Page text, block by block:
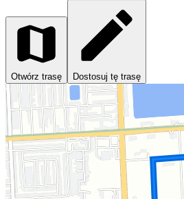
Otwórz trasę Dostosuj tę trasę